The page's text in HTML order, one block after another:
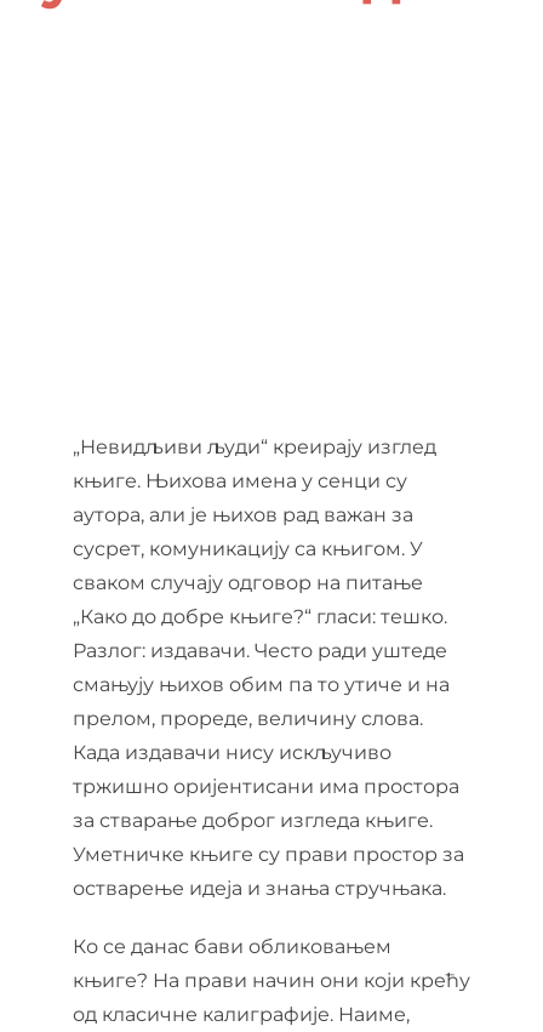
„Невидљиви људи“ креирају изглед
књиге. Њихова имена у сенци су
аутора, али је њихов рад важан за
сусрет, комуникацију са књигом. У
сваком случају одговор на питање
„Како до добре књиге?“ гласи: тешко.
Разлог: издавачи. Често ради уштеде
смањују њихов обим па то утиче и на
прелом, прореде, величину слова.
Када издавачи нису искључиво
тржишно оријентисани има простора
за стварање доброг изгледа књиге.
Уметничке књиге су прави простор за
остварење идеја и знања стручњака.
Ко се данас бави обликовањем
књиге? На прави начин они који крећу
од класичне калиграфије. Наиме,